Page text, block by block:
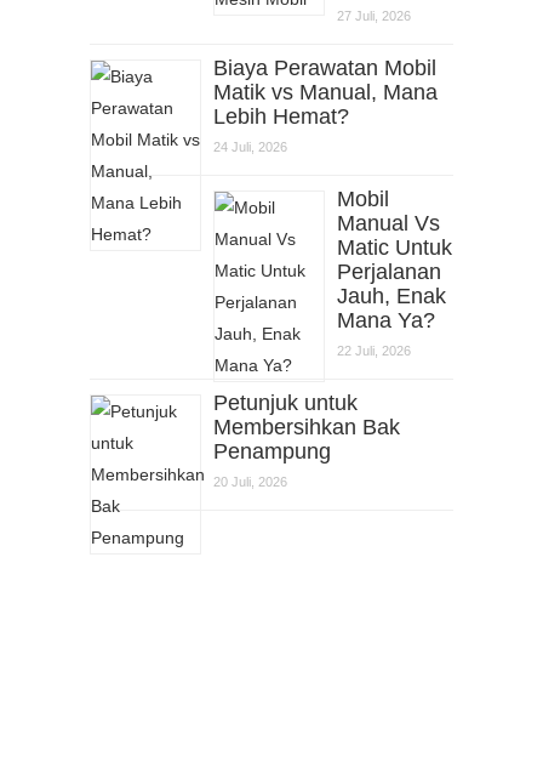
27 Juli, 2026
Biaya Perawatan Mobil
Matik vs Manual, Mana
Lebih Hemat?
24 Juli, 2026
Mobil
Manual Vs
Matic Untuk
Perjalanan
Jauh, Enak
Mana Ya?
22 Juli, 2026
Petunjuk untuk
Membersihkan Bak
Penampung
20 Juli, 2026